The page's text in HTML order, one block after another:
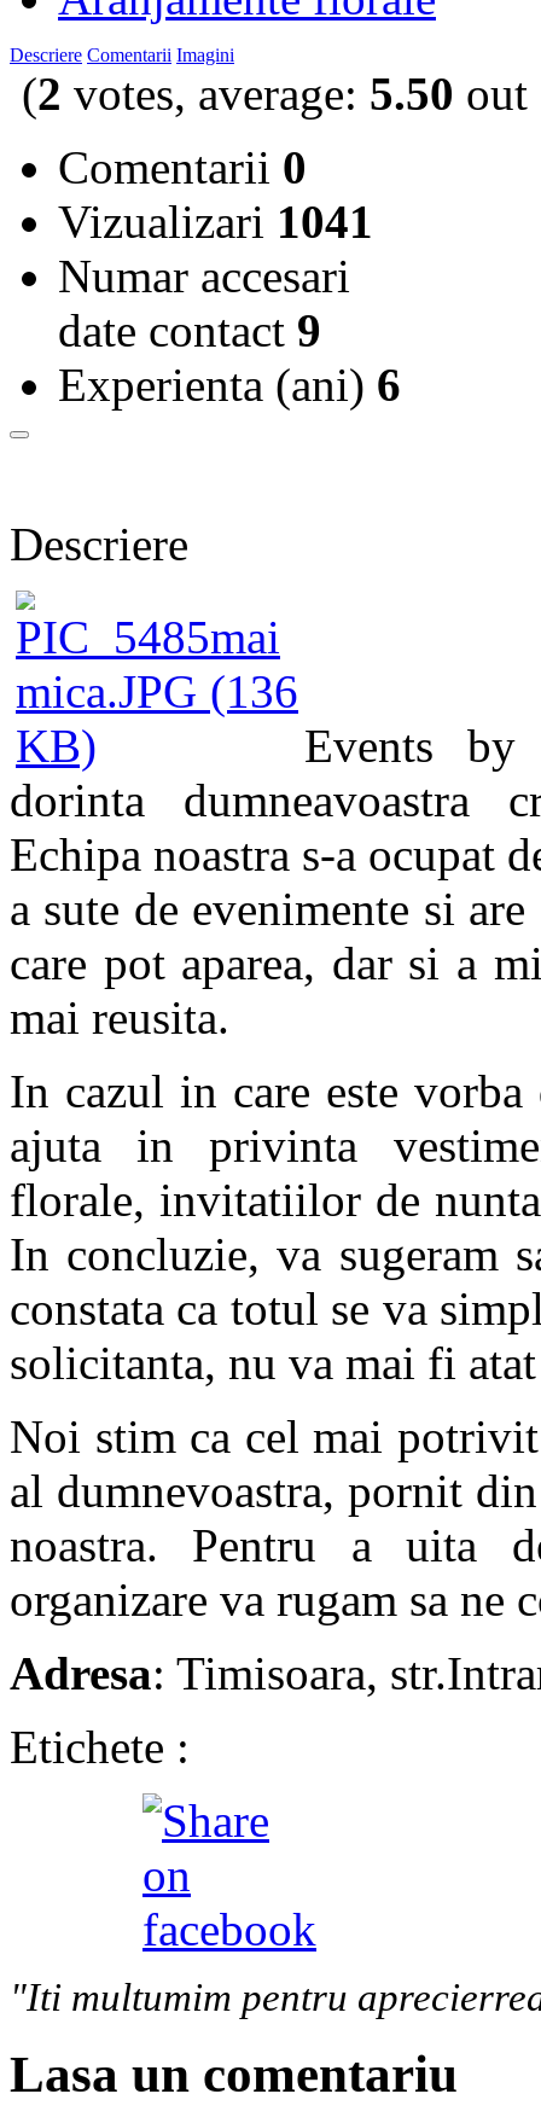
Descriere Comentarii Imagini
(2 votes, average: 5.50 out
Comentarii 0
Vizualizari 1041
Numar accesari
date contact 9
Experienta (ani) 6
Descriere
Events by
dorinta dumneavoastra
Echipa noastra s-a ocupat
a sute de evenimente si
care pot aparea, dar si a
mai reusita.
In cazul in care este
ajuta in privinta
florale, invitatiilor de
In concluzie, va sugeram
constata ca totul se va
solicitanta, nu va mai fi
Noi stim ca cel mai
al dumnevoastra, pornit
noastra. Pentru a uita
organizare va rugam sa ne
Adresa: Timisoara,
Etichete :
"Iti multumim pentru
Lasa un comentariu